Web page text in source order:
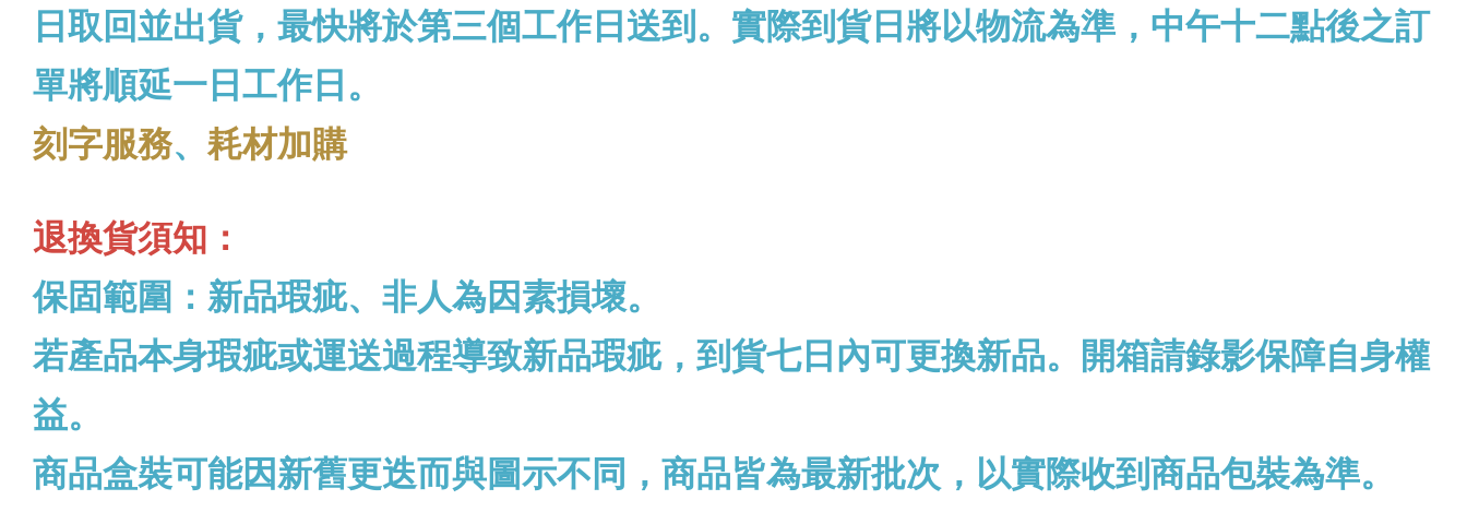
日取回並出貨，最快將於第三個工作日送到。實際到貨日將以物流為準，中午十二點後之訂
單將順延一日工作日。
刻字服務、 耗材加購
退換貨須知：
保固範圍：新品瑕疵、非人為因素損壞。
若產品本身瑕疵或運送過程導致新品瑕疵，到貨七日內可更換新品。開箱請錄影保障自身權
益。
商品盒裝可能因新舊更迭而與圖示不同，商品皆為最新批次，以實際收到商品包裝為準。